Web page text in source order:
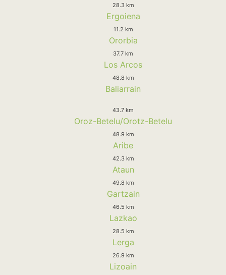
28.3 km
Ergoiena
11.2 km
Ororbia
37.7 km
Los Arcos
48.8 km
Baliarrain
43.7 km
Oroz-Betelu/Orotz-Betelu
48.9 km
Aribe
42.3 km
Ataun
49.8 km
Gartzain
46.5 km
Lazkao
28.5 km
Lerga
26.9 km
Lizoain